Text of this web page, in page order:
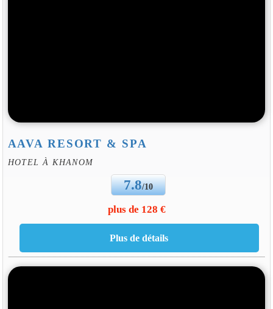
AAVA RESORT & SPA
HOTEL À KHANOM
7.8/10
plus de 128 €